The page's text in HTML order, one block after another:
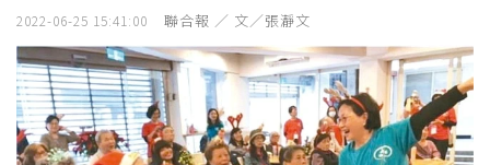
2022-06-25 15:41:00 聯合報 ／ 文／張瀞文